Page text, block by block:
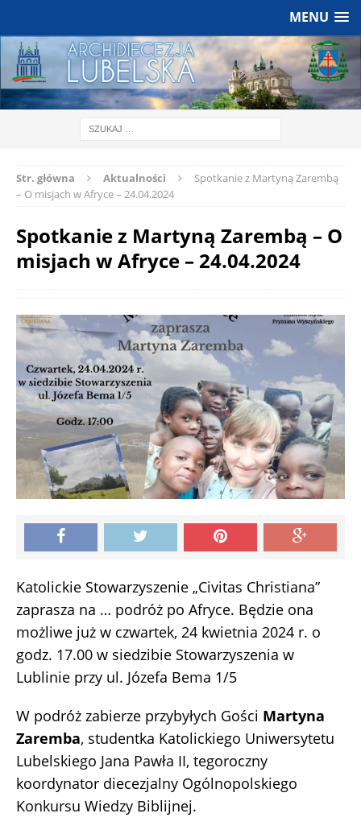
MENU
Str. główna Aktualności
Spotkanie z Martyną Zarembą
– O misjach w Afryce – 24.04.2024
Spotkanie z Martyną Zarembą – O
misjach w Afryce – 24.04.2024
Katolickie Stowarzyszenie „Civitas Christiana”
zaprasza na … podróż po Afryce. Będzie ona
możliwe już w czwartek, 24 kwietnia 2024 r. o
godz. 17.00 w siedzibie Stowarzyszenia w
Lublinie przy ul. Józefa Bema 1/5
W podróż zabierze przybyłych Gości Martyna
Zaremba, studentka Katolickiego Uniwersytetu
Lubelskiego Jana Pawła II, tegoroczny
koordynator diecezjalny Ogólnopolskiego
Konkursu Wiedzy Biblijnej.